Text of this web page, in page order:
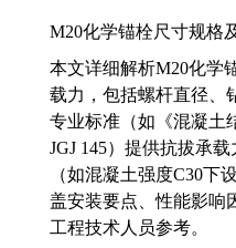
M20化学锚栓尺寸规格
本文详细解析M20化学
载力，包括螺杆直径、
专业标准（如《混凝土
JGJ 145）提供抗拔承
（如混凝土强度C30下
盖安装要点、性能影响
工程技术人员参考。